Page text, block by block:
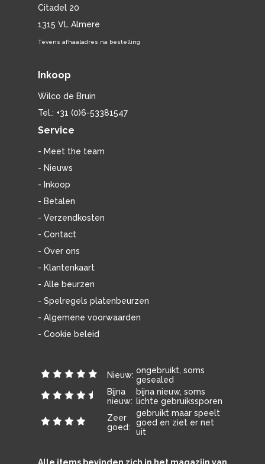
Citadel 20
1315 VL Almere
Tevens afhaaladres na bestelling
Inkoop
Wilco de Bruin
Tel.: +31 (0)6-53381547
Service
- Meet the team
- Nieuws
- Inkoop
- Betalen
- Verzendkosten
- Contact
- Over ons
- Klantenkaart
- Alle beurzen
- Spelregels platenbeurzen
- Algemene voorwaarden
- Cookie beleid
Nieuw: ongebruikt, soms
gesealed
Bijna
nieuw:
bijna nieuw, soms
lichte gebruikssporen
Zeer
goed:
gebruikt maar speelt
goed en ziet er net
uit